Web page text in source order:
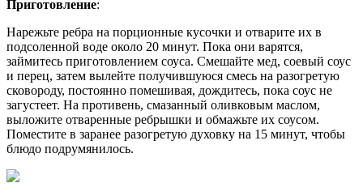
Приготовление:
Нарежьте ребра на порционные кусочки и отварите их в
подсоленной воде около 20 минут. Пока они варятся,
займитесь приготовлением соуса. Смешайте мед, соевый соус
и перец, затем вылейте получившуюся смесь на разогретую
сковороду, постоянно помешивая, дождитесь, пока соус не
загустеет. На противень, смазанный оливковым маслом,
выложите отваренные ребрышки и обмажьте их соусом.
Поместите в заранее разогретую духовку на 15 минут, чтобы
блюдо подрумянилось.